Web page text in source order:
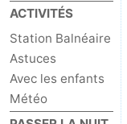
ACTIVITÉS
Station Balnéaire
Astuces
Avec les enfants
Météo